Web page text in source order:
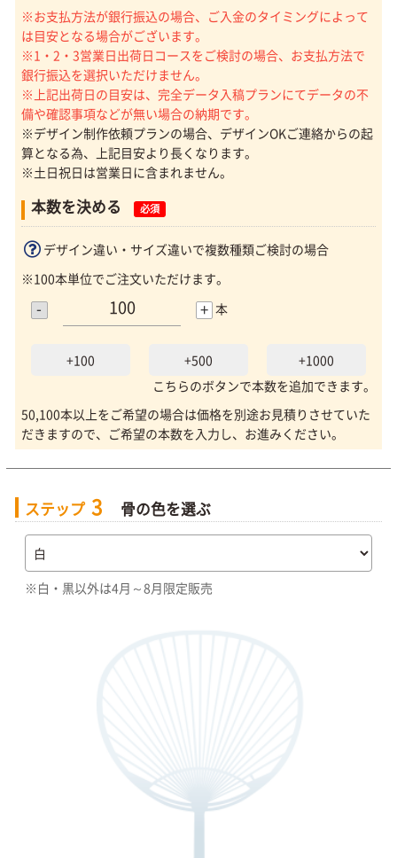
※お支払方法が銀行振込の場合、ご入金のタイミングによって
は目安となる場合がございます。
※1・2・3営業日出荷日コースをご検討の場合、お支払方法で
銀行振込を選択いただけません。
※上記出荷日の目安は、完全データ入稿プランにてデータの不
備や確認事項などが無い場合の納期です。
※デザイン制作依頼プランの場合、デザインOKご連絡からの起
算となる為、上記目安より長くなります。
※土日祝日は営業日に含まれません。
本数を決める 必須
デザイン違い・サイズ違いで複数種類ご検討の場合
※100本単位でご注文いただけます。
- + 本
+100 +500
+1000
こちらのボタンで本数を追加できます。
50,100本以上をご希望の場合は価格を別途お見積りさせていた
だきますので、ご希望の本数を入力し、お進みください。
ステップ 3 骨の色を選ぶ
※白・黒以外は4月～8月限定販売